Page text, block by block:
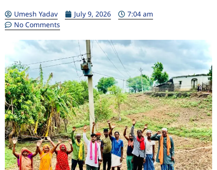
Umesh Yadav July 9, 2026
7:04 am
No Comments